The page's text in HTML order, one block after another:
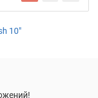
10"